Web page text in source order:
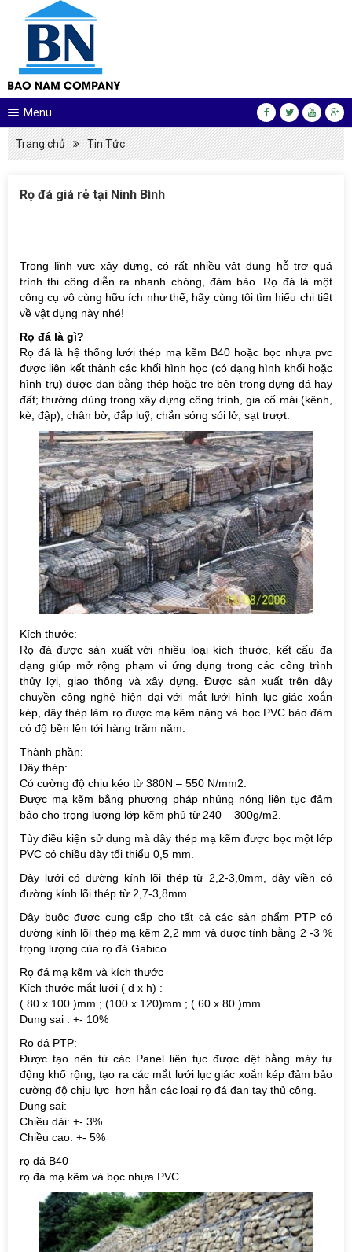
Menu
Trang chủ Tin Tức
Rọ đá giá rẻ tại Ninh Bình
Trong lĩnh vực xây dựng, có rất nhiều vật dụng hỗ trợ quá
trình thi công diễn ra nhanh chóng, đảm bảo. Rọ đá là một
công cụ vô cùng hữu ích như thế, hãy cùng tôi tìm hiểu chi tiết
về vật dụng này nhé!
Rọ đá là gì?
Rọ đá là hệ thống lưới thép mạ kẽm B40 hoặc bọc nhựa pvc
được liên kết thành các khối hình học (có dạng hình khối hoặc
hình trụ) được đan bằng thép hoặc tre bên trong đựng đá hay
đất; thường dùng trong xây dựng công trình, gia cố mái (kênh,
kè, đập), chân bờ, đắp luỹ, chắn sóng sói lở, sạt trượt.
Kích thước:
Rọ đá được sản xuất với nhiều loại kích thước, kết cấu đa
dạng giúp mở rộng phạm vi ứng dụng trong các công trình
thủy lợi, giao thông và xây dựng. Được sản xuất trên dây
chuyền công nghệ hiện đại với mắt lưới hình lục giác xoắn
kép, dây thép làm rọ được mạ kẽm nặng và bọc PVC bảo đảm
có độ bền lên tới hàng trăm năm.
Thành phần:
Dây thép:
Có cường độ chịu kéo từ 380N – 550 N/mm2.
Được mạ kẽm bằng phương pháp nhúng nóng liên tục đảm
bảo cho trọng lượng lớp kẽm phủ từ 240 – 300g/m2.
Tùy điều kiện sử dụng mà dây thép mạ kẽm được bọc một lớp
PVC có chiều dày tối thiểu 0,5 mm.
Dây lưới có đường kính lõi thép từ 2,2-3,0mm, dây viền có
đường kính lõi thép từ 2,7-3,8mm.
Dây buộc được cung cấp cho tất cả các sản phẩm PTP có
đường kính lõi thép mạ kẽm 2,2 mm và được tính bằng 2 -3 %
trọng lượng của rọ đá Gabico.
Rọ đá mạ kẽm và kích thước
Kích thước mắt lưới ( d x h) :
( 80 x 100 )mm ; (100 x 120)mm ; ( 60 x 80 )mm
Dung sai : +- 10%
Rọ đá PTP:
Được tạo nên từ các Panel liên tục được dệt bằng máy tự
động khổ rộng, tạo ra các mắt lưới lục giác xoắn kép đảm bảo
cường độ chịu lực hơn hẳn các loại rọ đá đan tay thủ công.
Dung sai:
Chiều dài: +- 3%
Chiều cao: +- 5%
rọ đá B40
rọ đá mạ kẽm và bọc nhựa PVC